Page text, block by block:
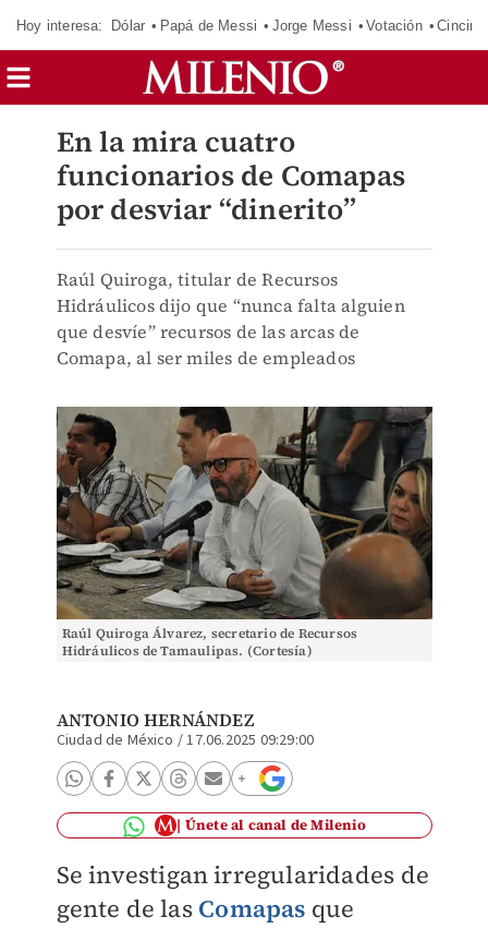
Hoy interesa: Dólar Papá de Messi Jorge Messi Votación
En la mira cuatro
funcionarios de Comapas
por desviar “dinerito”
Raúl Quiroga, titular de Recursos
Hidráulicos dijo que “nunca falta alguien
que desvíe” recursos de las arcas de
Comapa, al ser miles de empleados
Raúl Quiroga Álvarez, secretario de Recursos
Hidráulicos de Tamaulipas. (Cortesía)
ANTONIO HERNÁNDEZ
Ciudad de México /17.06.2025 09:29:00
Únete al canal de Milenio
Se investigan irregularidades de
gente de las Comapas que